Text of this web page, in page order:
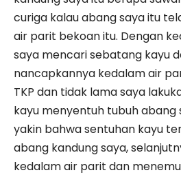
curiga kalau abang saya itu
air parit bekoan itu. Dengan
saya mencari sebatang kayu
nancapkannya kedalam air
TKP dan tidak lama saya
kayu menyentuh tubuh abang
yakin bahwa sentuhan kayu
abang kandung saya,
kedalam air parit dan